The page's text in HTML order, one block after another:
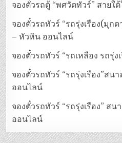
จองตั๋วรถตู้ “พศวัตทัวร์” สายใ
จองตั๋วรถทัวร์ “รถรุ่งเรือง(มุก
– หัวหิน ออนไลน์
จองตั๋วรถทัวร์ “รถเหลือง รถรุ่
จองตั๋วรถทัวร์ “รถรุ่งเรือง”ส
ออนไลน์
จองตั๋วรถทัวร์ “รถรุ่งเรือง” ส
ออนไลน์